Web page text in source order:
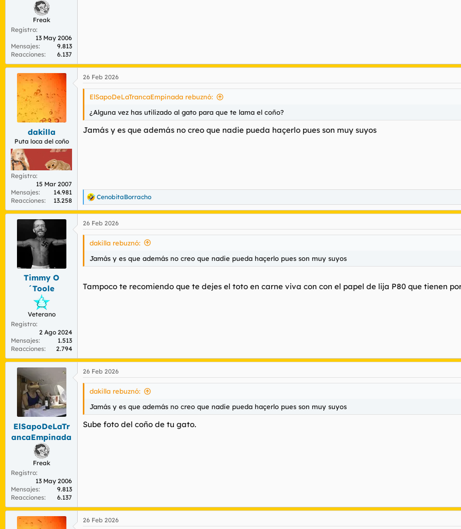
Freak
Registro
13 May 2006
Mensajes
9.813
Reacciones
6.137
dakilla
Puta loca del coño
Registro
15 Mar 2007
Mensajes
14.981
Reacciones
13.258
26 Feb 2026
ElSapoDeLaTrancaEmpinada rebuznó:
¿Alguna vez has utilizado al gato para que te lama el coño?
Jamás y es que además no creo que nadie pueda haçerlo pues son muy suyos
R
e
a
c
c
e
:
CenobitaBorracho
Timmy O
´Toole
Veterano
Registro
2 Ago 2024
Mensajes
1.513
Reacciones
2.794
26 Feb 2026
dakilla rebuznó:
Jamás y es que además no creo que nadie pueda haçerlo pues son muy suyos
Tampoco te recomiendo que te dejes el toto en carne viva con con el papel de lija P80 que tienen
ElSapoDeLaTr
ancaEmpinada
Freak
Registro
13 May 2006
Mensajes
9.813
Reacciones
6.137
26 Feb 2026
dakilla rebuznó:
Jamás y es que además no creo que nadie pueda haçerlo pues son muy suyos
Sube foto del coño de tu gato.
26 Feb 2026